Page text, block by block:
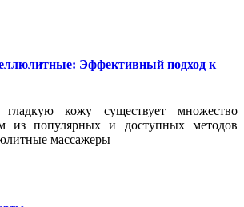
Эффективный подход к
кожу существует множество
из популярных и доступных методов
массажеры